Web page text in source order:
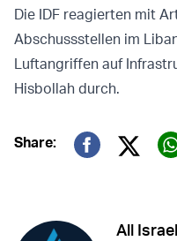
Die IDF reagierten mit
Abschussstellen im
Luftangriffen auf
Hisbollah durch.
Share:
All